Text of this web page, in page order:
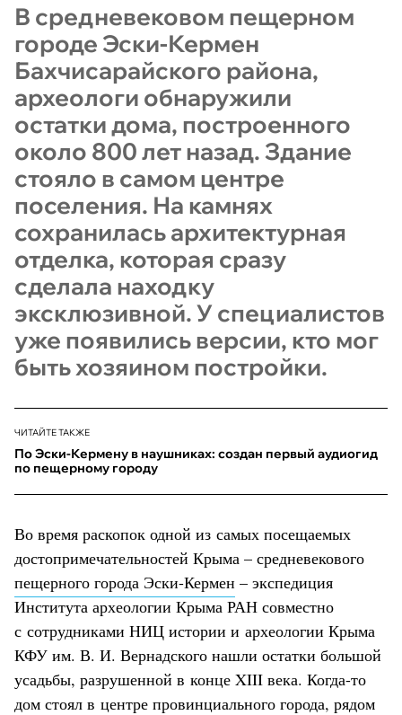
В средневековом пещерном
городе Эски-Кермен
Бахчисарайского района,
археологи обнаружили
остатки дома, построенного
около 800 лет назад. Здание
стояло в самом центре
поселения. На камнях
сохранилась архитектурная
отделка, которая сразу
сделала находку
эксклюзивной. У специалистов
уже появились версии, кто мог
быть хозяином постройки.
ЧИТАЙТЕ ТАКЖЕ
По Эски-Кермену в наушниках: создан первый аудиогид
по пещерному городу
Во время раскопок одной из самых посещаемых
достопримечательностей Крыма – средневекового
пещерного города Эски-Кермен – экспедиция
Института археологии Крыма РАН совместно
с сотрудниками НИЦ истории и археологии Крыма
КФУ им. В. И. Вернадского нашли остатки большой
усадьбы, разрушенной в конце XIII века. Когда-то
дом стоял в центре провинциального города, рядом